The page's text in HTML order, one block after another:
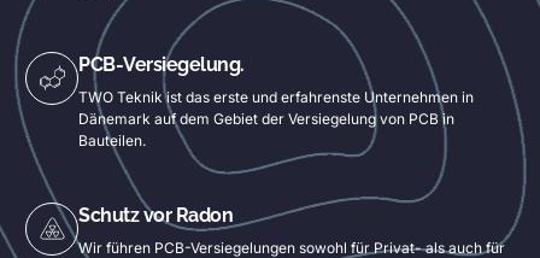
PCB-Versiegelung.
TWO Teknik ist das erste und erfahrenste Unternehmen in
Dänemark auf dem Gebiet der Versiegelung von PCB in
Bauteilen.
Schutz vor Radon
Wir führen PCB-Versiegelungen sowohl für Privat- als auch für